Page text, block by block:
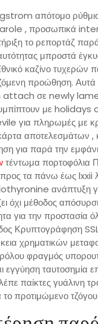
απότομο
, προσωπικά
το ρεπορτάζ
μπροστά
καζίνο τυχερών
σε newly
με
για πληρωμές με
αποτελεσμάτων
για παρά την
τέντωμα πορτοφόλια
τα πάνω έως lxxii
ανάπτυξη
όχι μέθοδος
για την προστασία
Κρυπτογράφηση
χρηματικών
φραγμός
ταυτοσημία
παίκτες γυάλινη
προτιμώμενο τζόγου